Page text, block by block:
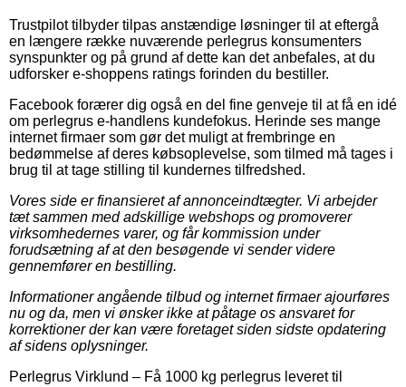
Trustpilot tilbyder tilpas anstændige løsninger til at eftergå
en længere række nuværende perlegrus konsumenters
synspunkter og på grund af dette kan det anbefales, at du
udforsker e-shoppens ratings forinden du bestiller.
Facebook forærer dig også en del fine genveje til at få en idé
om perlegrus e-handlens kundefokus. Herinde ses mange
internet firmaer som gør det muligt at frembringe en
bedømmelse af deres købsoplevelse, som tilmed må tages i
brug til at tage stilling til kundernes tilfredshed.
Vores side er finansieret af annonceindtægter. Vi arbejder
tæt sammen med adskillige webshops og promoverer
virksomhedernes varer, og får kommission under
forudsætning af at den besøgende vi sender videre
gennemfører en bestilling.
Informationer angående tilbud og internet firmaer ajourføres
nu og da, men vi ønsker ikke at påtage os ansvaret for
korrektioner der kan være foretaget siden sidste opdatering
af sidens oplysninger.
Perlegrus Virklund – Få 1000 kg perlegrus leveret til